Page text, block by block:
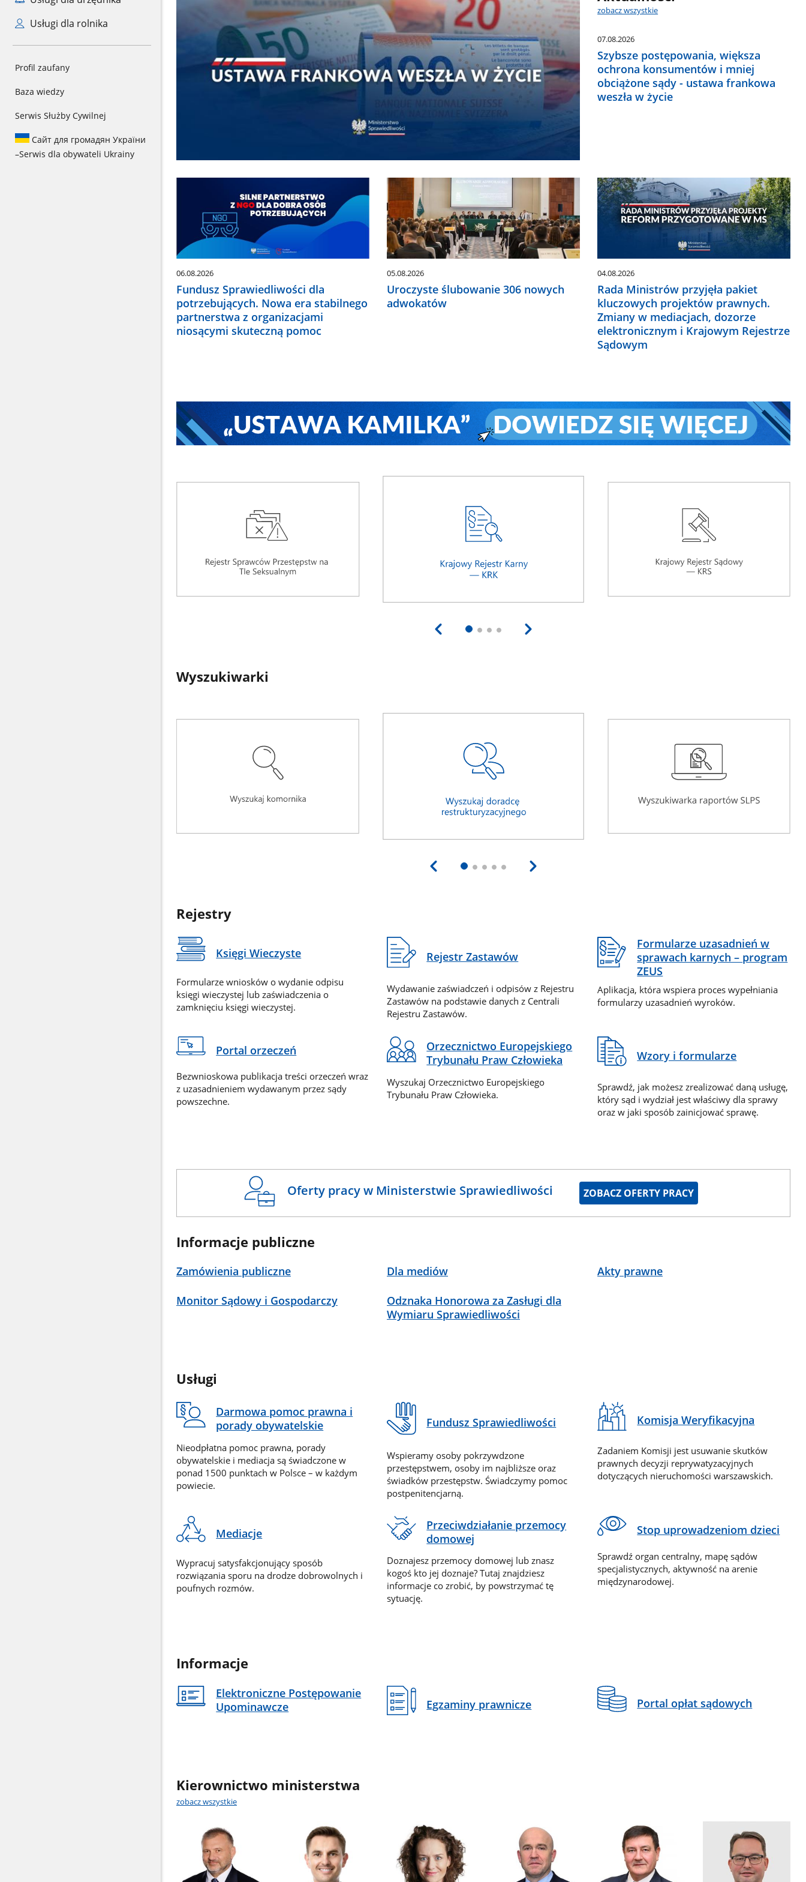
Usługi dla rolnika
Profil zaufany
Baza wiedzy
Serwis Służby Cywilnej
Сайт для громадян України
–Serwis dla obywateli Ukrainy
zobacz wszystkie
07.08.2026
Szybsze postępowania, większa
ochrona konsumentów i mniej
obciążone sądy - ustawa frankowa
weszła w życie
06.08.2026
Fundusz Sprawiedliwości dla
potrzebujących. Nowa era stabilnego
partnerstwa z organizacjami
niosącymi skuteczną pomoc
05.08.2026
Uroczyste ślubowanie 306 nowych
adwokatów
04.08.2026
Rada Ministrów przyjęła pakiet
kluczowych projektów prawnych.
Zmiany w mediacjach, dozorze
elektronicznym i Krajowym Rejestrze
Sądowym
Wyszukiwarki
Rejestry
Księgi Wieczyste
Formularze wniosków o wydanie odpisu
księgi wieczystej lub zaświadczenia o
zamknięciu księgi wieczystej.
Rejestr Zastawów
Wydawanie zaświadczeń i odpisów z Rejestru
Zastawów na podstawie danych z Centrali
Rejestru Zastawów.
Formularze uzasadnień w
sprawach karnych – program
ZEUS
Aplikacja, która wspiera proces wypełniania
formularzy uzasadnień wyroków.
Portal orzeczeń
Bezwnioskowa publikacja treści orzeczeń wraz
z uzasadnieniem wydawanym przez sądy
powszechne.
Orzecznictwo Europejskiego
Trybunału Praw Człowieka
Wyszukaj Orzecznictwo Europejskiego
Trybunału Praw Człowieka.
Wzory i formularze
Sprawdź, jak możesz zrealizować daną usługę,
który sąd i wydział jest właściwy dla sprawy
oraz w jaki sposób zainicjować sprawę.
Oferty pracy w Ministerstwie Sprawiedliwości ZOBACZ OFERTY PRACY
Informacje publiczne
Zamówienia publiczne Dla mediów Akty prawne
Monitor Sądowy i Gospodarczy
Odznaka Honorowa za Zasługi dla
Wymiaru Sprawiedliwości
Usługi
Darmowa pomoc prawna i
porady obywatelskie
Nieodpłatna pomoc prawna, porady
obywatelskie i mediacja są świadczone w
ponad 1500 punktach w Polsce – w każdym
powiecie.
Fundusz Sprawiedliwości
Wspieramy osoby pokrzywdzone
przestępstwem, osoby im najbliższe oraz
świadków przestępstw. Świadczymy pomoc
postpenitencjarną.
Komisja Weryfikacyjna
Zadaniem Komisji jest usuwanie skutków
prawnych decyzji reprywatyzacyjnych
dotyczących nieruchomości warszawskich.
Mediacje
Wypracuj satysfakcjonujący sposób
rozwiązania sporu na drodze dobrowolnych i
poufnych rozmów.
Przeciwdziałanie przemocy
domowej
Doznajesz przemocy domowej lub znasz
kogoś kto jej doznaje? Tutaj znajdziesz
informacje co zrobić, by powstrzymać tę
sytuację.
Stop uprowadzeniom dzieci
Sprawdź organ centralny, mapę sądów
specjalistycznych, aktywność na arenie
międzynarodowej.
Informacje
Elektroniczne Postępowanie
Upominawcze
Egzaminy prawnicze Portal opłat sądowych
Kierownictwo ministerstwa
zobacz wszystkie